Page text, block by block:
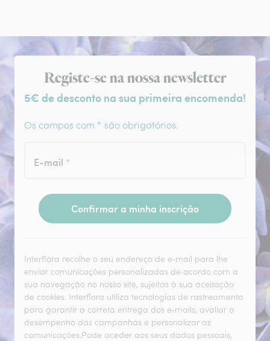
Subscrição da newsletter
Registe-se na nossa newsletter
5€ de desconto na sua primeira encomenda!
Os campos com * são obrigatórios.
E-mail *
Confirmar a minha inscrição
Interflora recolhe o seu endereço de e‑mail para lhe
enviar comunicações personalizadas de acordo com a
sua navegação no nosso site, sujeitas à sua aceitação
de cookies. Interflora utiliza tecnologias de rastreamento
para garantir a correta entrega dos e‑mails, avaliar o
desempenho das campanhas e personalizar as
comunicações.Pode aceder aos seus dados pessoais,